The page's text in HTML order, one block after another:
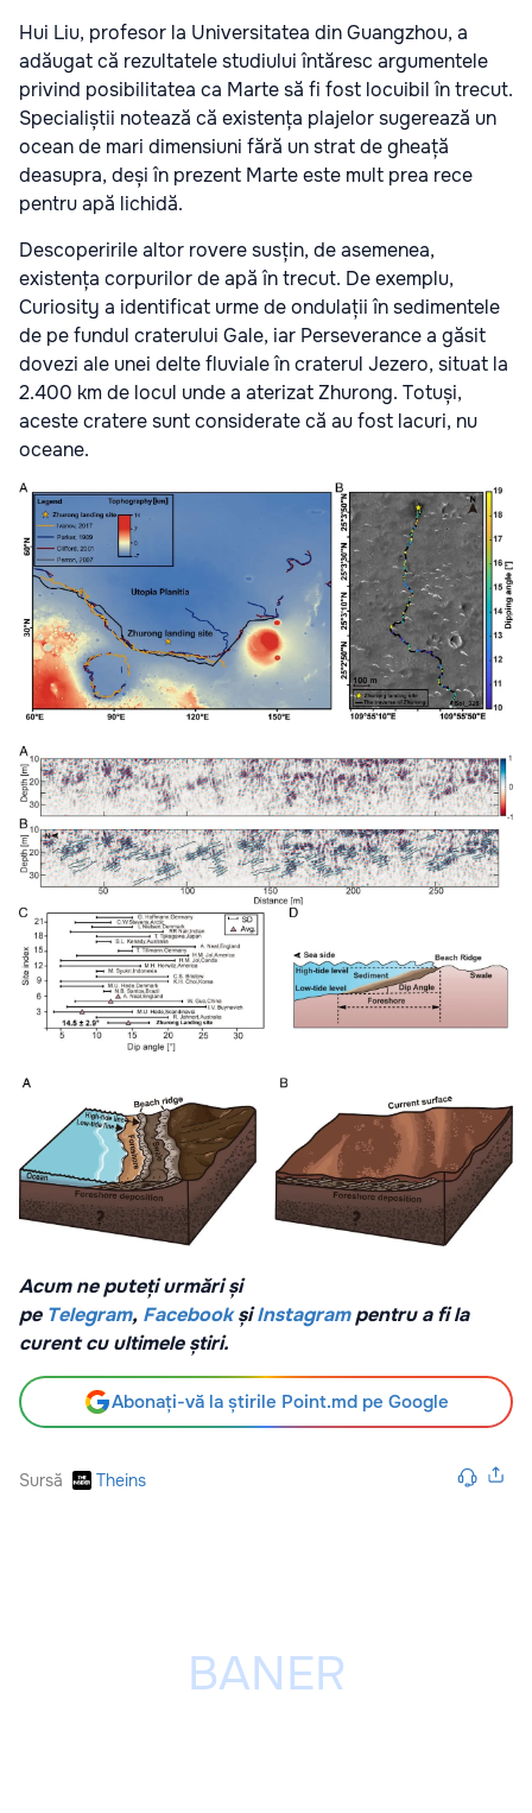
Hui Liu, profesor la Universitatea din Guangzhou, a
adăugat că rezultatele studiului întăresc argumentele
privind posibilitatea ca Marte să fi fost locuibil în trecut.
Specialiștii notează că existența plajelor sugerează un
ocean de mari dimensiuni fără un strat de gheață
deasupra, deși în prezent Marte este mult prea rece
pentru apă lichidă.
Descoperirile altor rovere susțin, de asemenea,
existența corpurilor de apă în trecut. De exemplu,
Curiosity a identificat urme de ondulații în sedimentele
de pe fundul craterului Gale, iar Perseverance a găsit
dovezi ale unei delte fluviale în craterul Jezero, situat la
2.400 km de locul unde a aterizat Zhurong. Totuși,
aceste cratere sunt considerate că au fost lacuri, nu
oceane.
Acum ne puteți urmări și
pe Telegram, Facebook șiInstagrampentru a fi la
curent cu ultimele știri.
Abonați-vă la știrile Point.md pe Google
Sursă Theins